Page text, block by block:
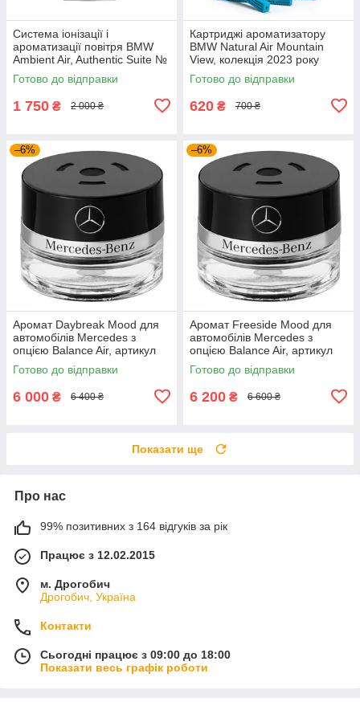
Система іонізації і
ароматизації повітря BMW
Ambient Air, Authentic Suite №
2 (64119382627)
Готово до відправки
1 750 ₴ 2 000 ₴
Картриджі ароматизатору
BMW Natural Air Mountain
View, колекція 2023 року
(83125A7DCA2)
Готово до відправки
620 ₴ 700 ₴
–6%
Аромат Daybreak Mood для
автомобілів Mercedes з
опцією Balance Air, артикул
A2388990400
Готово до відправки
6 000 ₴ 6 400 ₴
–6%
Аромат Freeside Mood для
автомобілів Mercedes з
опцією Balance Air, артикул
A0008990088
Готово до відправки
6 200 ₴ 6 600 ₴
Показати ще
Про нас
99% позитивних з 164 відгуків за рік
Працює з 12.02.2015
м. Дрогобич
Дрогобич, Україна
Контакти
Сьогодні працює з 09:00 до 18:00
Показати весь графік роботи